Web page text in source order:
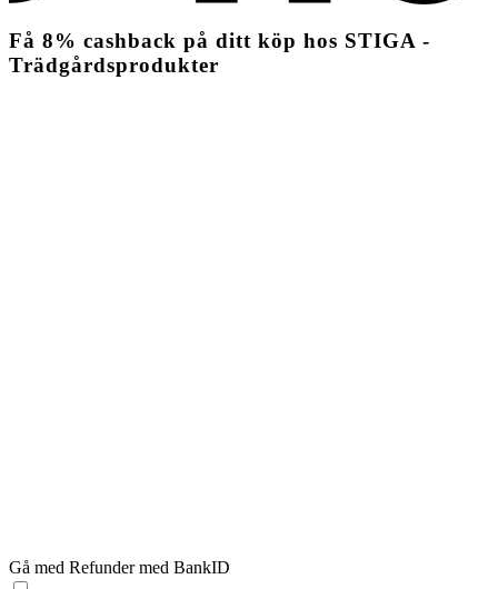
Få 8% cashback på ditt köp hos STIGA -
Trädgårdsprodukter
Gå med Refunder med BankID